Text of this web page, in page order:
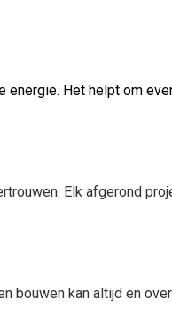
energie. Het helpt om
Elk afgerond
bouwen kan altijd en